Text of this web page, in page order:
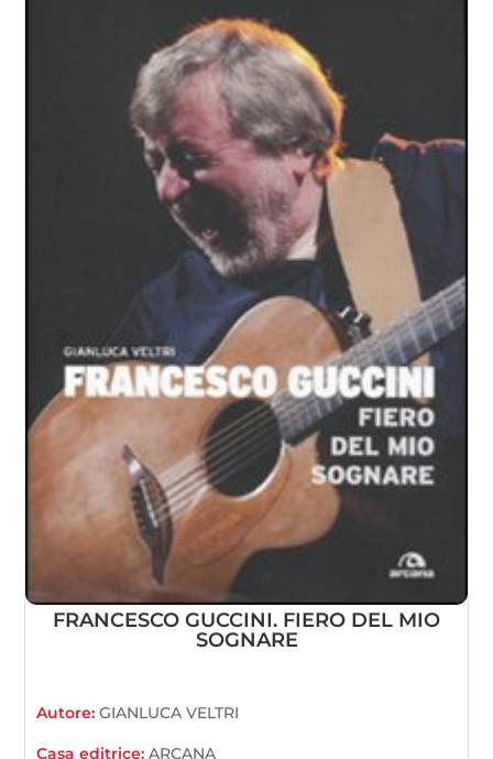
FRANCESCO GUCCINI. FIERO DEL MIO
SOGNARE
Autore:GIANLUCA VELTRI
Casa editrice:ARCANA